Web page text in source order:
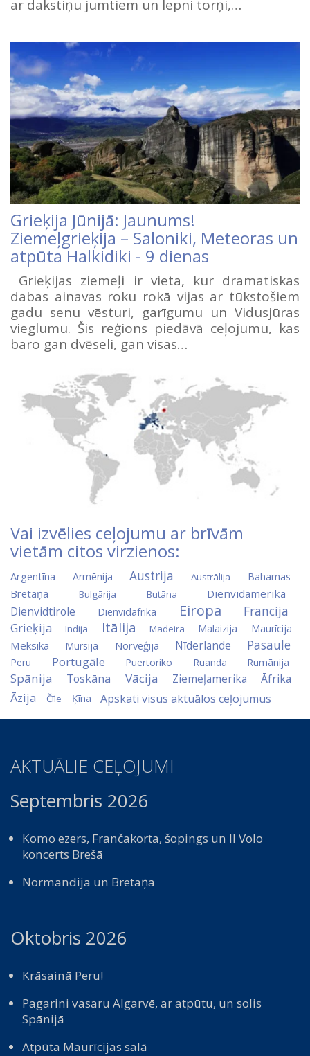
ar dakstiņu jumtiem un lepni torņi,…
Grieķija Jūnijā: Jaunums!
Ziemeļgrieķija – Saloniki, Meteoras un
atpūta Halkidiki - 9 dienas
Grieķijas ziemeļi ir vieta, kur dramatiskas
dabas ainavas roku rokā vijas ar tūkstošiem
gadu senu vēsturi, garīgumu un Vidusjūras
vieglumu. Šis reģions piedāvā ceļojumu, kas
baro gan dvēseli, gan visas…
Vai izvēlies ceļojumu ar brīvām
vietām citos virzienos:
Argentīna Armēnija Austrija Austrālija Bahamas
Bretaņa Bulgārija Butāna Dienvidamerika
Dienvidtirole Dienvidāfrika Eiropa Francija
Grieķija Indija Itālija Madeira Malaizija Maurīcija
Meksika Mursija Norvēģija Nīderlande Pasaule
Peru Portugāle Puertoriko Ruanda Rumānija
Spānija Toskāna Vācija Ziemeļamerika Āfrika
Āzija Čīle Ķīna Apskati visus aktuālos ceļojumus
AKTUĀLIE CEĻOJUMI
Septembris 2026
Komo ezers, Frančakorta, šopings un Il Volo
koncerts Brešā
Normandija un Bretaņa
Oktobris 2026
Krāsainā Peru!
Pagarini vasaru Algarvē, ar atpūtu, un solis
Spānijā
Atpūta Maurīcijas salā